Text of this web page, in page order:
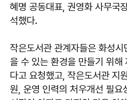
혜명 공동대표, 권영화 사무국
석했다.
작은도서관 관계자들은 화성
을 수 있는 환경을 만들기 위해
다고 요청했고, 작은도서관 지
원, 운영 인력의 처우개선 필요